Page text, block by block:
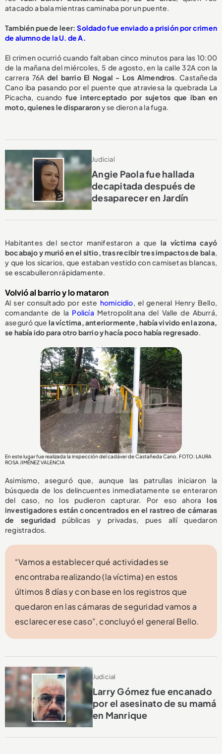
atacado a bala mientras caminaba por un puente.
También puede leer:Soldado fue enviado a prisión por crimen
de alumno de la U. de A.
El crimen ocurrió cuando faltaban cinco minutos para las 10:00
de la mañana del miércoles, 5 de agosto, en la calle 32A con la
carrera 76A del barrio El Nogal - Los Almendros. Castañeda
Cano iba pasando por el puente que atraviesa la quebrada La
Picacha, cuandofue interceptado por sujetos que iban en
moto, quienes le dispararony se dieron a la fuga.
Judicial
Angie Paola fue hallada
decapitada después de
desaparecer en Jardín
Habitantes del sector manifestaron a que la víctima cayó
bocabajo y murió en el sitio, tras recibir tres impactos de bala,
y que los sicarios, que estaban vestido con camisetas blancas,
se escabulleron rápidamente.
Volvió al barrio y lo mataron
Al ser consultado por este homicidio, el general Henry Bello,
comandante de la Policía Metropolitana del Valle de Aburrá,
aseguró que la víctima, anteriormente, había vivido en la zona,
se había ido para otro barrio y hacía poco había regresado.
En este lugar fue realizada la inspección del cadáver de Castañeda Cano. FOTO: LAURA
ROSA JIMÉNEZ VALENCIA
Asimismo, aseguró que, aunque las patrullas iniciaron la
búsqueda de los delincuentes inmediatamente se enteraron
del caso, no los pudieron capturar. Por eso ahoralos
investigadores están concentrados en el rastreo de cámaras
de seguridad públicas y privadas, pues allí quedaron
registrados.
“Vamos a establecer qué actividades se
encontraba realizando (la víctima) en estos
últimos 8 días y con base en los registros que
quedaron en las cámaras de seguridad vamos a
esclarecer ese caso”, concluyó el general Bello.
Judicial
Larry Gómez fue encanado
por el asesinato de su mamá
en Manrique